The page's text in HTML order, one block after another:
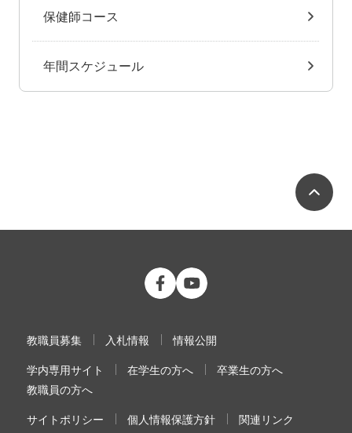
保健師コース
年間スケジュール
公立大学法人 福島県立医科大学
教職員募集 入札情報 情報公開
学内専用サイト 在学生の方へ
卒業生の方へ
教職員の方へ
サイトポリシー 個人情報保護方針
関連リンク